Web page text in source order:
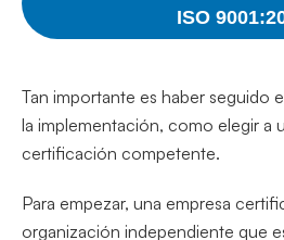
ISO
Tan importante es haber seguido
la implementación, como elegir a
certificación competente.
Para empezar, una empresa
organización independiente que